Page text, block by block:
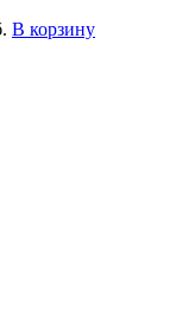
В корзину